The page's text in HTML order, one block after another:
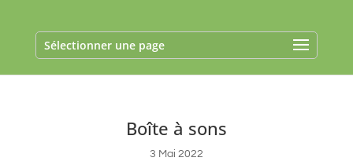
Sélectionner une page
Boîte à sons
3 Mai 2022